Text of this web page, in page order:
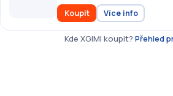
Koupit Více info
Kde XGIMI koupit? Přehled